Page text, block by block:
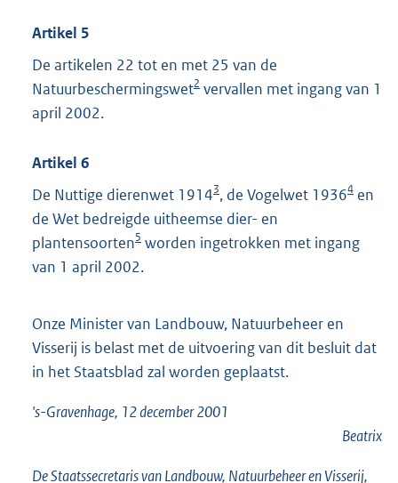
Artikel 5
De artikelen 22 tot en met 25 van de
Natuurbeschermingswet2 vervallen met ingang van 1
april 2002.
Artikel 6
De Nuttige dierenwet 19143, de Vogelwet 19364 en
de Wet bedreigde uitheemse dier- en
plantensoorten5 worden ingetrokken met ingang
van 1 april 2002.
Onze Minister van Landbouw, Natuurbeheer en
Visserij is belast met de uitvoering van dit besluit dat
in het Staatsblad zal worden geplaatst.
's-Gravenhage, 12 december 2001
Beatrix
De Staatssecretaris van Landbouw, Natuurbeheer en Visserij,